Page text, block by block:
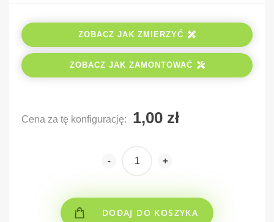
ZOBACZ JAK ZMIERZYĆ
ZOBACZ JAK ZAMONTOWAĆ
Cena za tę konfigurację:
- +
DODAJ DO KOSZYKA